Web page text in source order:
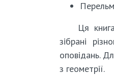
Ця
зібрані
оповідань.
з геометрії.